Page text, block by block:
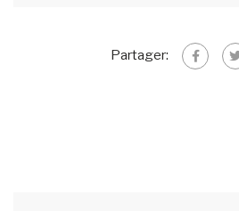
Partager: